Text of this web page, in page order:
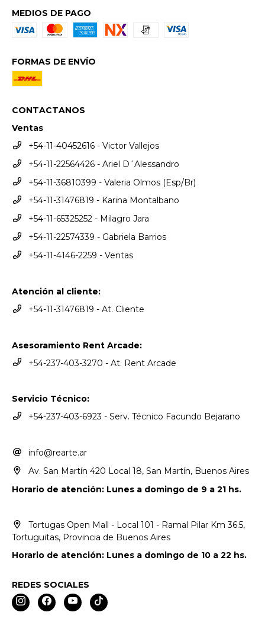
MEDIOS DE PAGO
FORMAS DE ENVÍO
CONTACTANOS
Ventas
+54-11-40452616 - Victor Vallejos
+54-11-22564426 - Ariel D´Alessandro
+54-11-36810399 - Valeria Olmos (Esp/Br)
+54-11-31476819 - Karina Montalbano
+54-11-65325252 - Milagro Jara
+54-11-22574339 - Gabriela Barrios
+54-11-4146-2259 - Ventas
Atención al cliente:
+54-11-31476819 - At. Cliente
Asesoramiento Rent Arcade:
+54-237-403-3270 - At. Rent Arcade
Servicio Técnico:
+54-237-403-6923 - Serv. Técnico Facundo Bejarano
info@rearte.ar
Av. San Martín 420 Local 18, San Martín, Buenos Aires
Horario de atención: Lunes a domingo de 9 a 21 hs.
Tortugas Open Mall - Local 101 - Ramal Pilar Km 36.5,
Tortuguitas, Provincia de Buenos Aires
Horario de atención: Lunes a domingo de 10 a 22 hs.
REDES SOCIALES